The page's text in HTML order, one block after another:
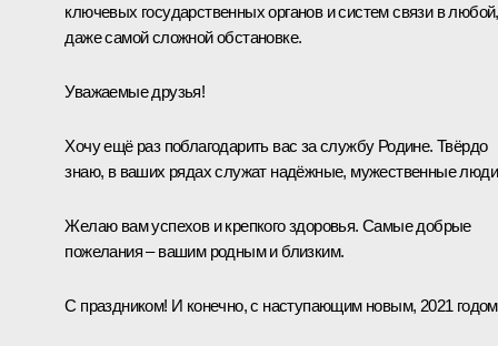
ключевых государственных органов и систем связи в любой,
даже самой сложной обстановке.
Уважаемые друзья!
Хочу ещё раз поблагодарить вас за службу Родине. Твёрдо
знаю, в ваших рядах служат надёжные, мужественные
Желаю вам успехов и крепкого здоровья. Самые добрые
пожелания – вашим родным и близким.
С праздником! И конечно, с наступающим новым, 2021